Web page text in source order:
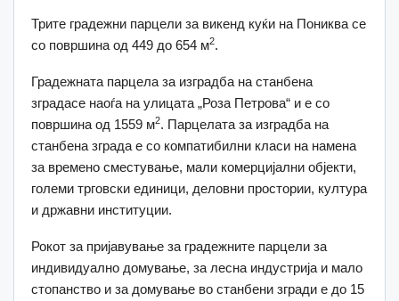
Трите градежни парцели за викенд куќи на Пониква се
со површина од 449 до 654 м2.
Градежната парцела за изградба на станбена
зградасе наоѓа на улицата „Роза Петрова“ и е со
површина од 1559 м2. Парцелата за изградба на
станбена зграда е со компатибилни класи на намена
за времено сместување, мали комерцијални објекти,
големи трговски единици, деловни простории, култура
и државни институции.
Рокот за пријавување за градежните парцели за
индивидуално домување, за лесна индустрија и мало
стопанство и за домување во станбени згради е до 15